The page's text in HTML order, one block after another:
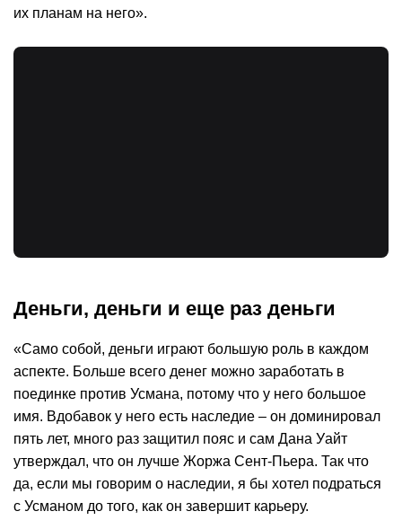
их планам на него».
Деньги, деньги и еще раз деньги
«Само собой, деньги играют большую роль в каждом
аспекте. Больше всего денег можно заработать в
поединке против Усмана, потому что у него большое
имя. Вдобавок у него есть наследие – он доминировал
пять лет, много раз защитил пояс и сам Дана Уайт
утверждал, что он лучше Жоржа Сент-Пьера. Так что
да, если мы говорим о наследии, я бы хотел подраться
с Усманом до того, как он завершит карьеру.